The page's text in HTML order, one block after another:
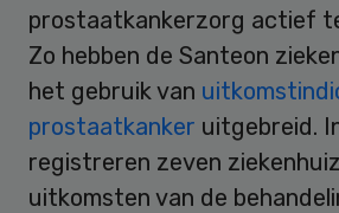
prostaatkankerzorg actief
Zo hebben de Santeon
het gebruik van
prostaatkanker uitgebreid.
registreren zeven
uitkomsten van de